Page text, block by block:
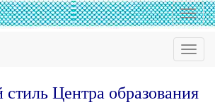
Центра образования